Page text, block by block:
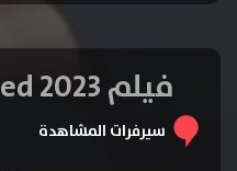
فيلم Bitconned 2023 مترجم
سيرفرات المشاهدة